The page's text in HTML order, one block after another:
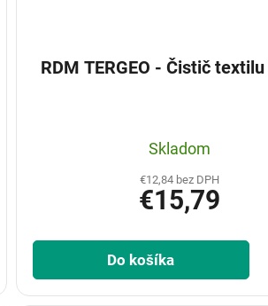
RDM TERGEO - Čistič
Skladom
€12,84 bez DPH
€15,79
Do košíka